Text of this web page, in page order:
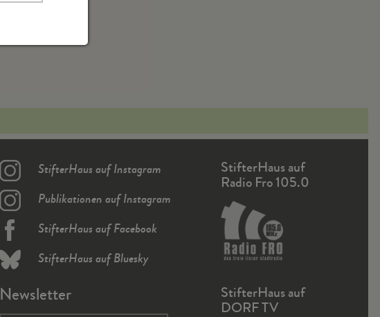
StifterHaus auf Instagram
Publikationen auf Instagram
StifterHaus auf Facebook
StifterHaus auf Bluesky
Newsletter
StifterHaus auf
Radio Fro 105.0
StifterHaus auf
DORF TV